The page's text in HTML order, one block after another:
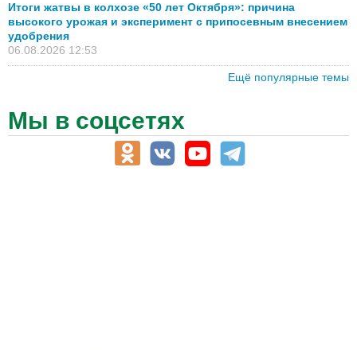
Итоги жатвы в колхозе «50 лет Октября»: причина
высокого урожая и эксперимент с припосевным внесением
удобрения
06.08.2026 12:53
Ещё популярные темы
Мы в соцсетях